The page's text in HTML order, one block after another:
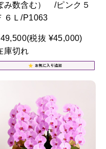
み数含む） /ピンク５
６Ｌ/P1063
(税抜 ¥45,000)
庫切れ